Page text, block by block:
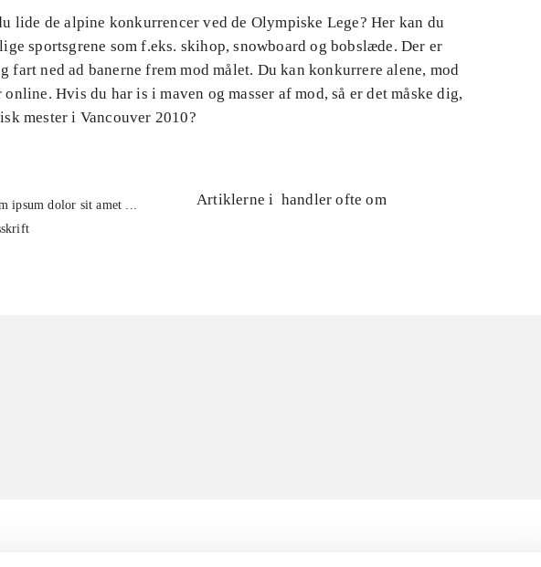
lide de alpine konkurrencer ved de Olympiske Lege? Her kan du
sportsgrene som f.eks. skihop, snowboard og bobslæde. Der er
fart ned ad banerne frem mod målet. Du kan konkurrere alene, mod
Hvis du har is i maven og masser af mod, så er det måske dig,
mester i Vancouver 2010?
ipsum dolor sit amet ...
Artiklerne i handler ofte om